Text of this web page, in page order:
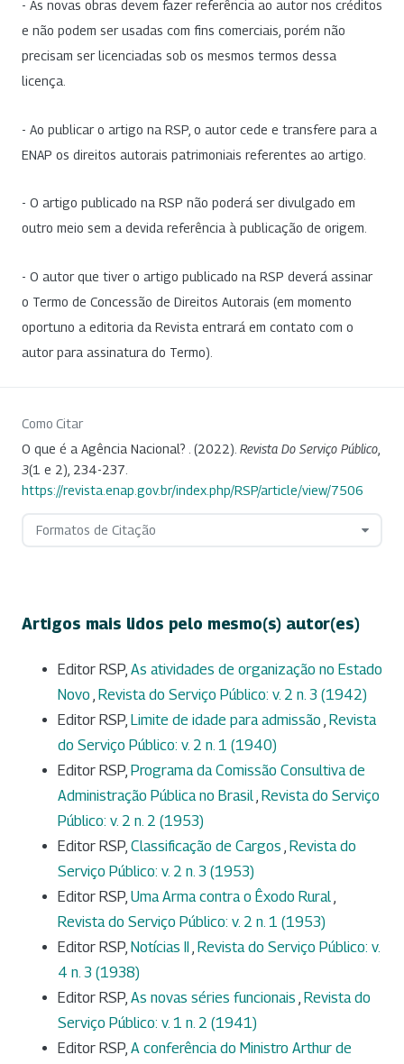
- As novas obras devem fazer referência ao autor nos créditos
e não podem ser usadas com fins comerciais, porém não
precisam ser licenciadas sob os mesmos termos dessa
licença.
- Ao publicar o artigo na RSP, o autor cede e transfere para a
ENAP os direitos autorais patrimoniais referentes ao artigo.
- O artigo publicado na RSP não poderá ser divulgado em
outro meio sem a devida referência à publicação de origem.
- O autor que tiver o artigo publicado na RSP deverá assinar
o Termo de Concessão de Direitos Autorais (em momento
oportuno a editoria da Revista entrará em contato com o
autor para assinatura do Termo).
Como Citar
O que é a Agência Nacional? . (2022). Revista Do Serviço Público
3(1 e 2), 234-237.
https://revista.enap.gov.br/index.php/RSP/article/view/7506
Formatos de Citação
Artigos mais lidos pelo mesmo(s) autor(es)
Editor RSP, As atividades de organização no Estado
Novo , Revista do Serviço Público: v. 2 n. 3 (1942)
Editor RSP, Limite de idade para admissão , Revista
do Serviço Público: v. 2 n. 1 (1940)
Editor RSP, Programa da Comissão Consultiva de
Administração Pública no Brasil, Revista do Serviço
Público: v. 2 n. 2 (1953)
Editor RSP, Classificação de Cargos , Revista do
Serviço Público: v. 2 n. 3 (1953)
Editor RSP, Uma Arma contra o Êxodo Rural,
Revista do Serviço Público: v. 2 n. 1 (1953)
Editor RSP, Notícias II , Revista do Serviço Público: v.
4 n. 3 (1938)
Editor RSP, As novas séries funcionais , Revista do
Serviço Público: v. 1 n. 2 (1941)
Editor RSP, A conferência do Ministro Arthur de